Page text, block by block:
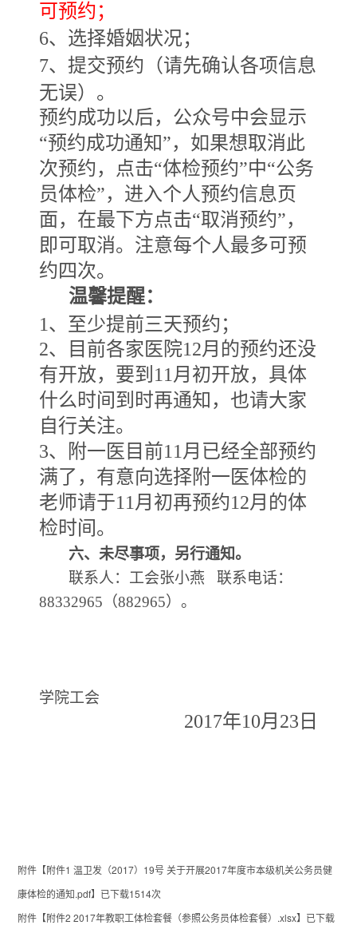
可预约；
6、选择婚姻状况；
7、提交预约（请先确认各项信息
无误）。
预约成功以后，公众号中会显示
“预约成功通知”，如果想取消此
次预约，点击“体检预约”中“公务
员体检”，进入个人预约信息页
面，在最下方点击“取消预约”，
即可取消。注意每个人最多可预
约四次。
温馨提醒：
1、至少提前三天预约；
2、目前各家医院12月的预约还没
有开放，要到 11月初开放，具体
什么时间到时再通知，也请大家
自行关注。
3、附一医目前11月已经全部预约
满了，有意向选择附一医体检的
老师请于11月初再预约12月的体
检时间。
六、未尽事项，另行通知。
联系人：工会张小燕 联系电话：
88332965（882965）。
学院工会
2017年10月 23 日
附件【附件1 温卫发（2017）19号 关于开展2017年度市本级机关公务员健
康体检的通知.pdf】已下载1514次
附件【附件2 2017年教职工体检套餐（参照公务员体检套餐）.xlsx】已下载